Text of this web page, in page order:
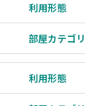
利用形態
部屋カテゴリ
利用形態